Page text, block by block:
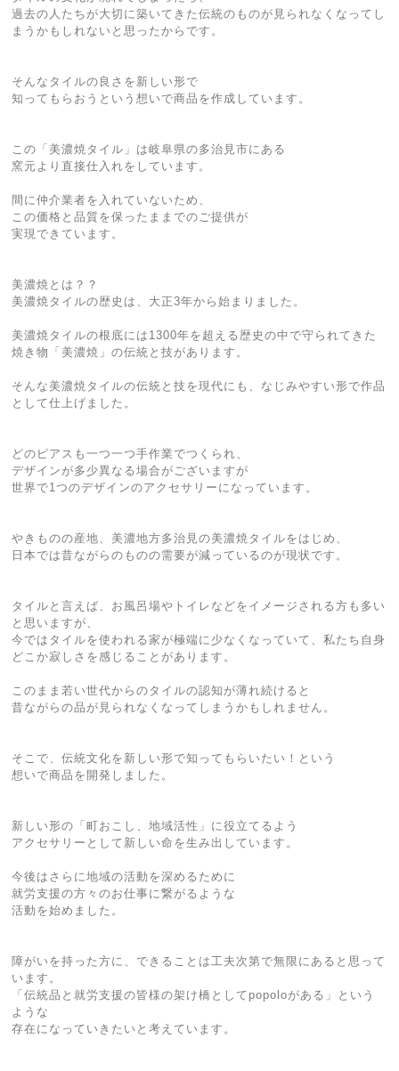
過去の人たちが大切に築いてきた伝統のものが見られなくなってし
まうかもしれないと思ったからです。
そんなタイルの良さを新しい形で
知ってもらおうという想いで商品を作成しています。
この「美濃焼タイル」は岐阜県の多治見市にある
窯元より直接仕入れをしています。
間に仲介業者を入れていないため、
この価格と品質を保ったままでのご提供が
実現できています。
美濃焼とは？？
美濃焼タイルの歴史は、大正3年から始まりました。
美濃焼タイルの根底には1300年を超える歴史の中で守られてきた
焼き物「美濃焼」の伝統と技があります。
そんな美濃焼タイルの伝統と技を現代にも、なじみやすい形で作品
として仕上げました。
どのピアスも一つ一つ手作業でつくられ、
デザインが多少異なる場合がございますが
世界で1つのデザインのアクセサリーになっています。
やきものの産地、美濃地方多治見の美濃焼タイルをはじめ、
日本では昔ながらのものの需要が減っているのが現状です。
タイルと言えば、お風呂場やトイレなどをイメージされる方も多い
と思いますが、
今ではタイルを使われる家が極端に少なくなっていて、私たち自身
どこか寂しさを感じることがあります。
このまま若い世代からのタイルの認知が薄れ続けると
昔ながらの品が見られなくなってしまうかもしれません。
そこで、伝統文化を新しい形で知ってもらいたい！という
想いで商品を開発しました。
新しい形の「町おこし、地域活性」に役立てるよう
アクセサリーとして新しい命を生み出しています。
今後はさらに地域の活動を深めるために
就労支援の方々のお仕事に繋がるような
活動を始めました。
障がいを持った方に、できることは工夫次第で無限にあると思って
います。
「伝統品と就労支援の皆様の架け橋としてpopoloがある」という
ような
存在になっていきたいと考えています。